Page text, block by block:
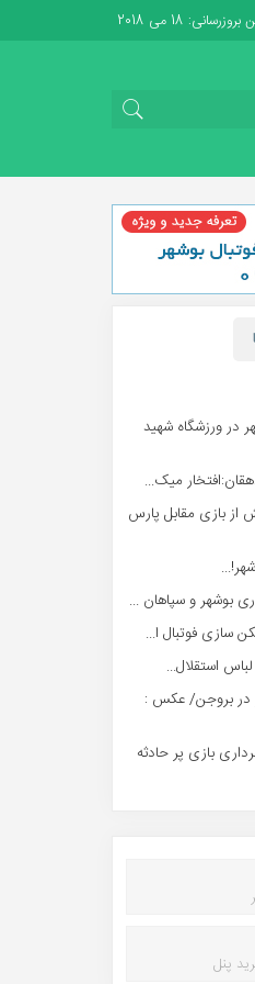
18 می 2018
در ورزشگاه شهید
میک...
بازی مقابل پارس
بوشهر و سپاهان ...
سازی فوتبال ا...
استقلال...
در بروجن/ عکس :
بازی پر حادثه